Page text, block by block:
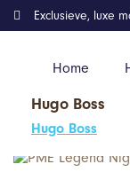
Home
Exclusieve, luxe
Hugo Boss
Hugo Boss
Home Kleding